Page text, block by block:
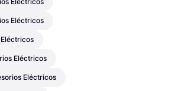
Eléctricos
Eléctricos
Eléctricos